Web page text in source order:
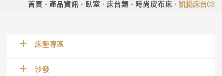
首頁 產品資訊 臥室 床台類 時尚皮布床 凱揚床台03
床墊專區
沙發